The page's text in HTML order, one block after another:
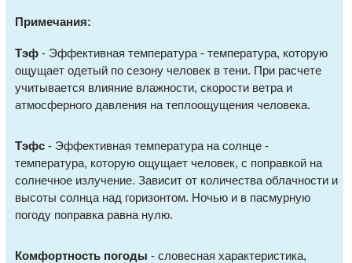
Примечания:
Тэф - Эффективная температура - температура, которую
ощущает одетый по сезону человек в тени. При расчете
учитывается влияние влажности, скорости ветра и
атмосферного давления на теплоощущения человека.
Тэфс - Эффективная температура на солнце -
температура, которую ощущает человек, с поправкой на
солнечное излучение. Зависит от количества облачности и
высоты солнца над горизонтом. Ночью и в пасмурную
погоду поправка равна нулю.
Комфортность погоды - словесная характеристика,